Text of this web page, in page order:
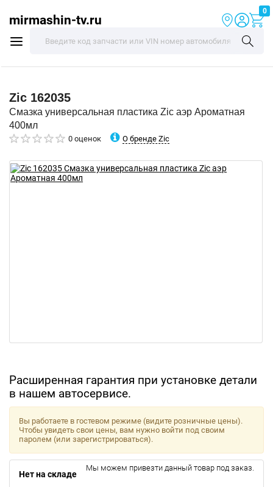
mirmashin-tv.ru
0
Zic 162035
Смазка универсальная пластика Zic аэр Ароматная
400мл
0 оценок О бренде Zic
Расширенная гарантия при установке детали
в нашем автосервисе.
Вы работаете в гостевом режиме (видите розничные цены).
Чтобы увидеть свои цены, вам нужно войти под своим
паролем (или зарегистрироваться).
Нет на складе
Мы можем привезти данный товар под заказ.